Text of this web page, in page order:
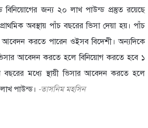
জন্য ২০ লাখ পাউন্ড প্রস্তুত রয়েছে
অবস্থায় পাঁচ বছরের ভিসা দেয়া হয়। পাঁচ
আবেদন করতে পারেন ওইসব বিদেশী। অন্যদিকে
আবেদন করতে হলে বিনিয়োগ করতে হবে ১
মধ্যে স্থায়ী ভিসার আবেদন করতে হলে
পাউন্ড। -তাসনিম মহসিন